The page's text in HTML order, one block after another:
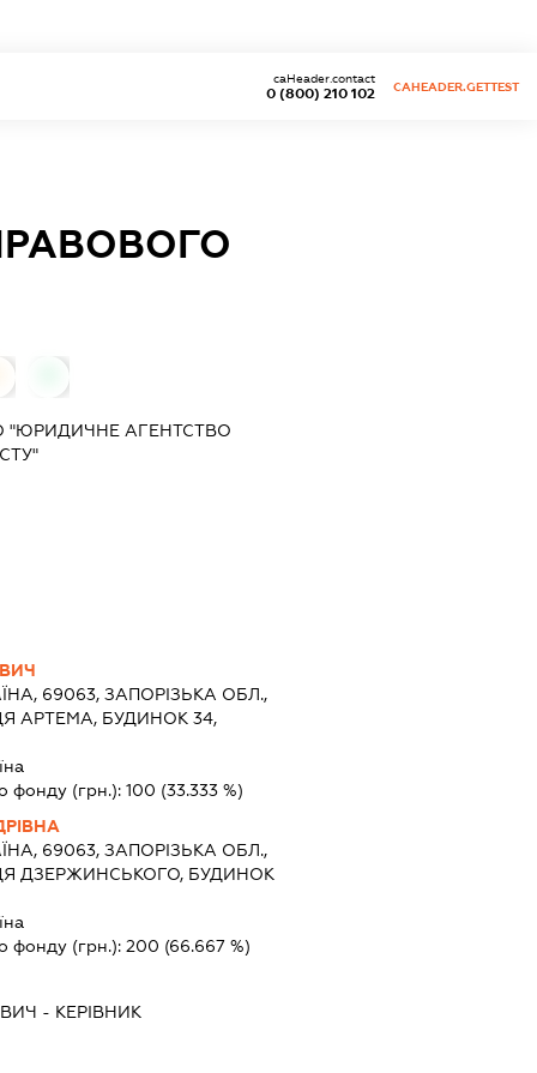
0 (800) 210 102
caHeader.contact
CAHEADER.GETTEST
"ЮРИДИЧНЕ АГЕНТСТВО
69063, ЗАПОРІЗЬКА ОБЛ.,
АРТЕМА, БУДИНОК 34,
фонду (грн.): 100 (33.333 %)
69063, ЗАПОРІЗЬКА ОБЛ.,
ДЗЕРЖИНСЬКОГО, БУДИНОК
фонду (грн.): 200 (66.667 %)
- КЕРІВНИК